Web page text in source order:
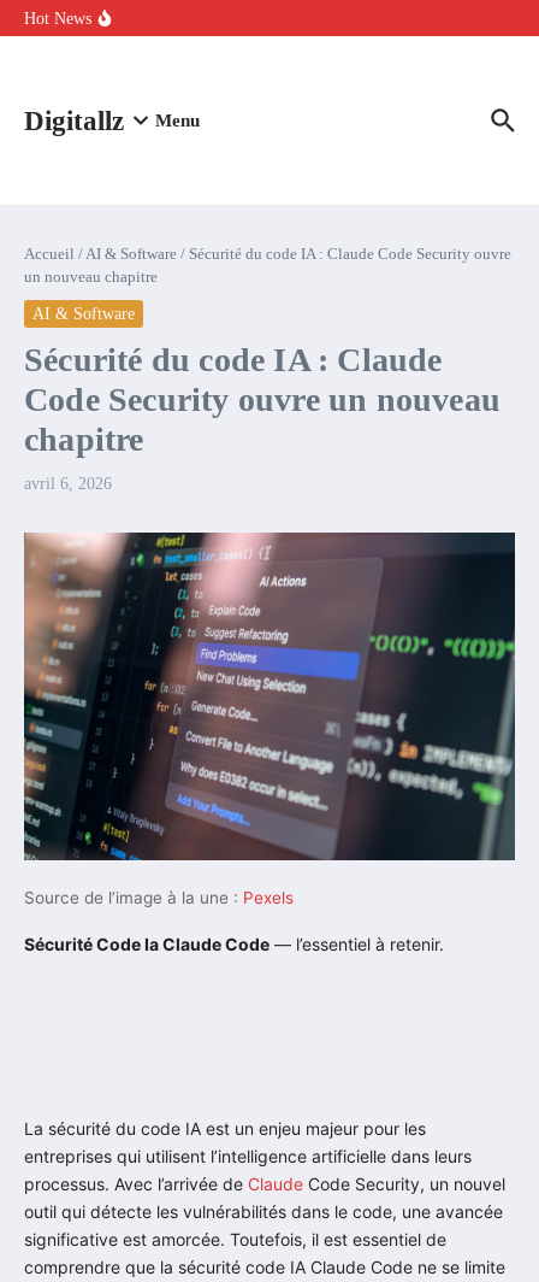
Aller au contenu
Hot News
Comment l’IA simplifie la data de caisse pour la transformer en
Digitallz Menu
Accueil /AI & Software / Sécurité du code IA : Claude Code Security ouvre
un nouveau chapitre
AI & Software
Sécurité du code IA : Claude
Code Security ouvre un nouveau
chapitre
avril 6, 2026
Source de l’image à la une : Pexels
Sécurité Code Ia Claude Code — l’essentiel à retenir.
La sécurité du code IA est un enjeu majeur pour les
entreprises qui utilisent l’intelligence artificielle dans leurs
processus. Avec l’arrivée de Claude Code Security, un nouvel
outil qui détecte les vulnérabilités dans le code, une avancée
significative est amorcée. Toutefois, il est essentiel de
comprendre que la sécurité code IA Claude Code ne se limite